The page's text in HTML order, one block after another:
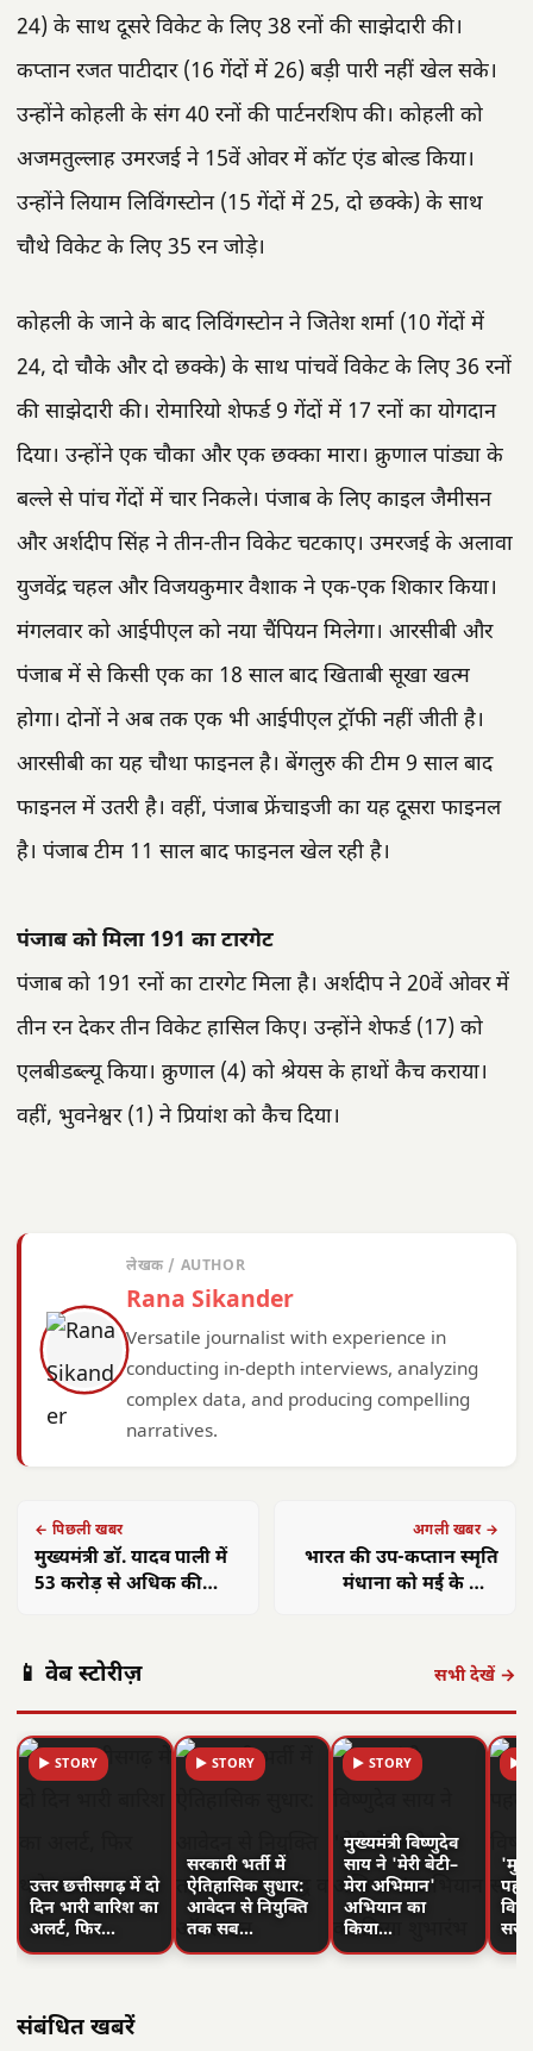
24) के साथ दूसरे विकेट के लिए 38 रनों की साझेदारी की।
कप्तान रजत पाटीदार (16 गेंदों में 26) बड़ी पारी नहीं खेल सके।
उन्होंने कोहली के संग 40 रनों की पार्टनरशिप की। कोहली को
अजमतुल्लाह उमरजई ने 15वें ओवर में कॉट एंड बोल्ड किया।
उन्होंने लियाम लिविंगस्टोन (15 गेंदों में 25, दो छक्के) के साथ
चौथे विकेट के लिए 35 रन जोड़े।
कोहली के जाने के बाद लिविंगस्टोन ने जितेश शर्मा (10 गेंदों में
24, दो चौके और दो छक्के) के साथ पांचवें विकेट के लिए 36 रनों
की साझेदारी की। रोमारियो शेफर्ड 9 गेंदों में 17 रनों का योगदान
दिया। उन्होंने एक चौका और एक छक्का मारा। क्रुणाल पांड्या के
बल्ले से पांच गेंदों में चार निकले। पंजाब के लिए काइल जैमीसन
और अर्शदीप सिंह ने तीन-तीन विकेट चटकाए। उमरजई के अलावा
युजवेंद्र चहल और विजयकुमार वैशाक ने एक-एक शिकार किया।
मंगलवार को आईपीएल को नया चैंपियन मिलेगा। आरसीबी और
पंजाब में से किसी एक का 18 साल बाद खिताबी सूखा खत्म
होगा। दोनों ने अब तक एक भी आईपीएल ट्रॉफी नहीं जीती है।
आरसीबी का यह चौथा फाइनल है। बेंगलुरु की टीम 9 साल बाद
फाइनल में उतरी है। वहीं, पंजाब फ्रेंचाइजी का यह दूसरा फाइनल
है। पंजाब टीम 11 साल बाद फाइनल खेल रही है।
पंजाब को मिला 191 का टारगेट
पंजाब को 191 रनों का टारगेट मिला है। अर्शदीप ने 20वें ओवर में
तीन रन देकर तीन विकेट हासिल किए। उन्होंने शेफर्ड (17) को
एलबीडब्ल्यू किया। क्रुणाल (4) को श्रेयस के हाथों कैच कराया।
वहीं, भुवनेश्वर (1) ने प्रियांश को कैच दिया।
लेखक / AUTHOR
Rana Sikander
Versatile journalist with experience in
conducting in-depth interviews, analyzing
complex data, and producing compelling
narratives.
← पिछली खबर
मुख्‍यमंत्री डॉ. यादव पाली में
53 करोड़ से अधिक की
अगली खबर →
भारत की उप-कप्तान स्मृति
मंधाना को मई के लिए
📱 वेब स्टोरीज़ सभी देखें →
▶ STORY
उत्तर छत्तीसगढ़ में दो
दिन भारी बारिश का
अलर्ट, फिर…
▶ STORY
सरकारी भर्ती में
ऐतिहासिक सुधार:
आवेदन से नियुक्ति
तक सब…
▶ STORY
मुख्यमंत्री विष्णुदेव
साय ने 'मेरी बेटी–
मेरा अभिमान'
अभियान का
किया…
▶
पहल
संबंधित खबरें